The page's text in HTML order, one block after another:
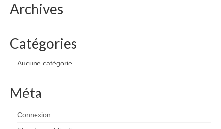
Archives
Catégories
Aucune catégorie
Méta
Connexion